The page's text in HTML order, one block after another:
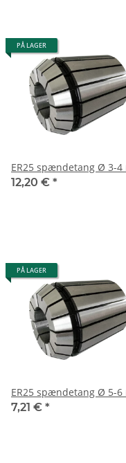
PÅ LAGER
ER25 spændetang Ø 3-4
12,20 € *
PÅ LAGER
ER25 spændetang Ø 5-6
7,21 € *